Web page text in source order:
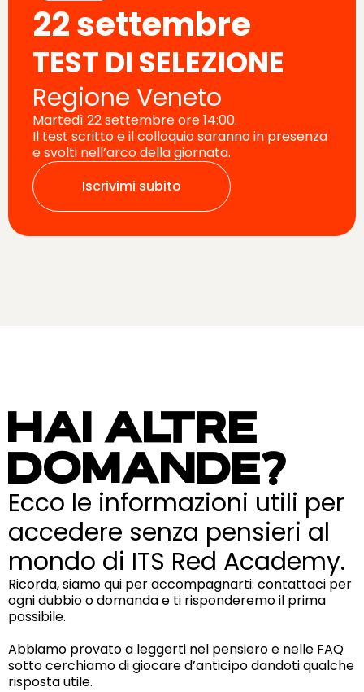
22 settembre
TEST DI SELEZIONE
Regione Veneto
Martedì 22 settembre ore 14:00.
Il test scritto e il colloquio saranno in presenza
e svolti nell’arco della giornata.
Iscrivimi subito
HAI ALTRE
DOMANDE?
Ecco le informazioni utili per
accedere senza pensieri al
mondo di ITS Red Academy.
Ricorda, siamo qui per accompagnarti: contattaci per
ogni dubbio o domanda e ti risponderemo il prima
possibile.
Abbiamo provato a leggerti nel pensiero e nelle FAQ
sotto cerchiamo di giocare d’anticipo dandoti qualche
risposta utile.